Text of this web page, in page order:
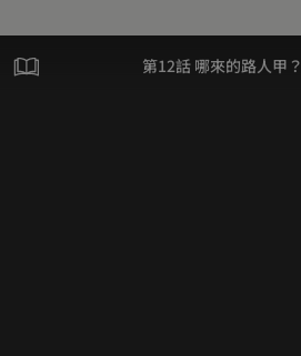
第12話 哪來的路人甲？